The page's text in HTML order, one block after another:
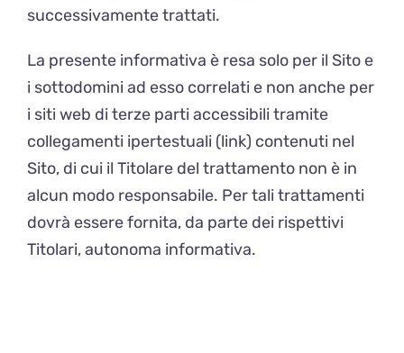
successivamente trattati.
La presente informativa è resa solo per il Sito e
i sottodomini ad esso correlati e non anche per
i siti web di terze parti accessibili tramite
collegamenti ipertestuali (link) contenuti nel
Sito, di cui il Titolare del trattamento non è in
alcun modo responsabile. Per tali trattamenti
dovrà essere fornita, da parte dei rispettivi
Titolari, autonoma informativa.